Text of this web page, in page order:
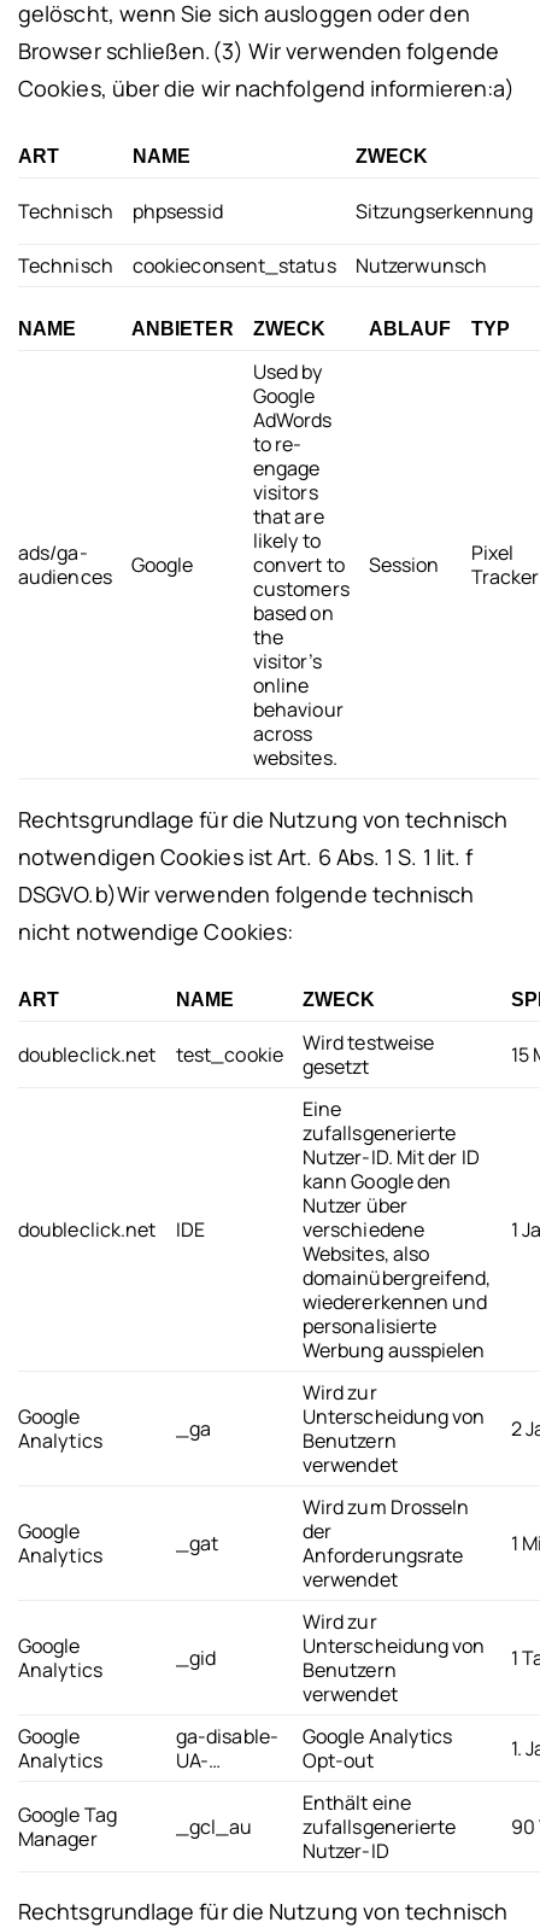
gelöscht, wenn Sie sich ausloggen oder den
Browser schließen. (3) Wir verwenden folgende
Cookies, über die wir nachfolgend informieren:a)
ART NAME ZWECK
Technisch phpsessid Sitzungserkennung
Technisch cookieconsent_status Nutzerwunsch
NAME ANBIETER ZWECK ABLAUF TYP
ads/ga-
audiences
Google
Used by
Google
AdWords
to re-
engage
visitors
that are
likely to
convert to
customers
based on
the
visitor’s
online
behaviour
across
websites.
Session
Pixel
Tracker
Rechtsgrundlage für die Nutzung von technisch
notwendigen Cookies ist Art. 6 Abs. 1 S. 1 lit. f
DSGVO.b)Wir verwenden folgende technisch
nicht notwendige Cookies:
ART NAME ZWECK
doubleclick.net test_cookie
Wird testweise
gesetzt
15
doubleclick.net IDE
Eine
zufallsgenerierte
Nutzer-ID. Mit der ID
kann Google den
Nutzer über
verschiedene
Websites, also
domainübergreifend,
wiedererkennen und
personalisierte
Werbung ausspielen
1
Google
Analytics
_ga
Wird zur
Unterscheidung von
Benutzern
verwendet
2
Google
Analytics
_gat
Wird zum Drosseln
der
Anforderungsrate
verwendet
1
Google
Analytics
_gid
Wird zur
Unterscheidung von
Benutzern
verwendet
1
Google
Analytics
ga-disable-
UA-…
Google Analytics
Opt-out
1.
Google Tag
Manager
_gcl_au
Enthält eine
zufallsgenerierte
Nutzer-ID
90
Rechtsgrundlage für die Nutzung von technisch